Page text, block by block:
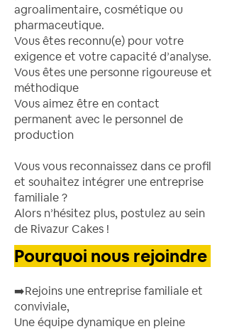
agroalimentaire, cosmétique ou
pharmaceutique.
Vous êtes reconnu(e) pour votre
exigence et votre capacité d’analyse.
Vous êtes une personne rigoureuse et
méthodique
Vous aimez être en contact
permanent avec le personnel de
production
Vous vous reconnaissez dans ce profil
et souhaitez intégrer une entreprise
familiale ?
Alors n’hésitez plus, postulez au sein
de Rivazur Cakes !
Pourquoi nous rejoindre
➡️​Rejoins une entreprise familiale et
conviviale,
Une équipe dynamique en pleine